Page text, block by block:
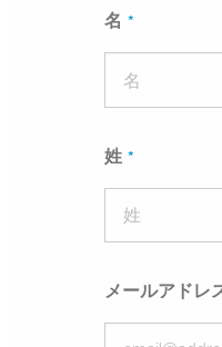
名
姓
メールアドレ